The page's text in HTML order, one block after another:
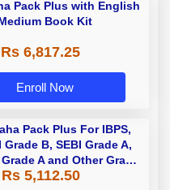
Pack Plus with English
Book Kit
Rs 6,817.25
Enroll Now
Pack Plus For IBPS,
Grade B, SEBI Grade A,
A and Other Grade
Grade B Bank Exams
Rs 5,112.50